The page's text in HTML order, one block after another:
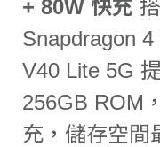
+ 80W 快充
Snapdragon
V40 Lite 5G
256GB ROM
充，儲存空間